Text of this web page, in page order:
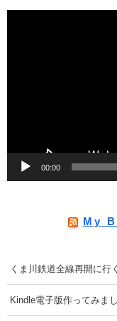
00:00
My
くま川鉄道全線再開に行
Kindle電子版作ってみま